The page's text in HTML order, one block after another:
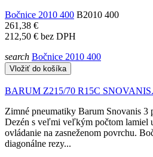
Bočnice 2010 400 B2010 400
261,38 €
212,50 € bez DPH
search Bočnice 2010 400
Vložiť do košíka
BARUM Z215/70 R15C
Zimné pneumatiky Barum Snovanis 3
Dezén s veľmi veľkým počtom lamiel
ovládanie na zasneženom povrchu.
diagonálne rezy...